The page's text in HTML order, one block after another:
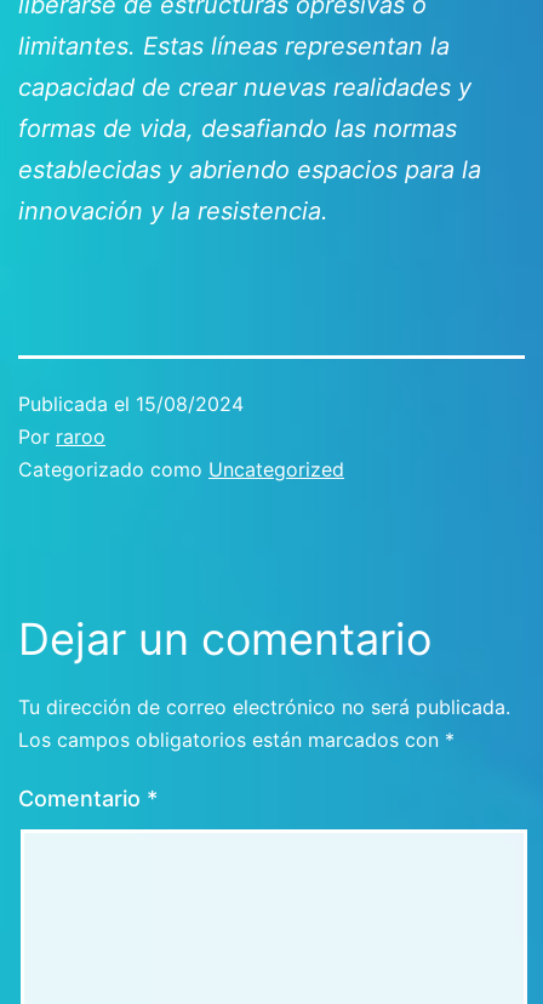
limitantes. Estas líneas representan la
capacidad de crear nuevas realidades y
formas de vida, desafiando las normas
establecidas y abriendo espacios para la
innovación y la resistencia.
Publicada el 15/08/2024
Por raroo
Categorizado como Uncategorized
Dejar un comentario
Tu dirección de correo electrónico no será publicada.
Los campos obligatorios están marcados con *
Comentario *